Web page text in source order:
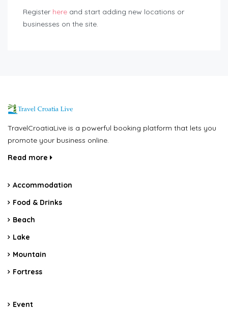
Register here and start adding new locations or
businesses on the site.
TravelCroatiaLive is a powerful booking platform that lets you
promote your business online.
Read more
Accommodation
Food & Drinks
Beach
Lake
Mountain
Fortress
Event